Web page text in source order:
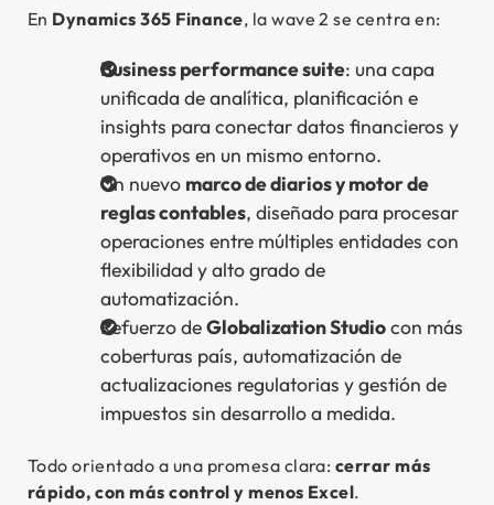
En Dynamics 365 Finance, la wave 2 se centra en:
Business performance suite: una capa
unificada de analítica, planificación e
insights para conectar datos financieros y
operativos en un mismo entorno.
Un nuevo marco de diarios y motor de
reglas contables, diseñado para procesar
operaciones entre múltiples entidades con
flexibilidad y alto grado de
automatización.
Refuerzo deGlobalization Studiocon más
coberturas país, automatización de
actualizaciones regulatorias y gestión de
impuestos sin desarrollo a medida.
Todo orientado a una promesa clara: cerrar más
rápido, con más control y menos Excel.